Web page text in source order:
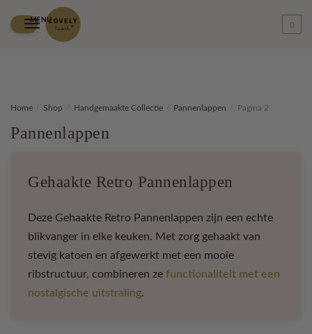
navigation
content
MENU
0
Home / Shop / Handgemaakte Collectie / Pannenlappen / Pagina 2
Pannenlappen
Gehaakte Retro Pannenlappen
Deze Gehaakte Retro Pannenlappen zijn een echte
blikvanger in elke keuken. Met zorg gehaakt van
stevig katoen en afgewerkt met een mooie
ribstructuur, combineren ze functionaliteit met een
nostalgische uitstraling.